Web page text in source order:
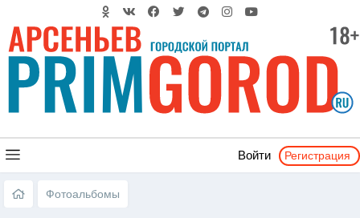
Войти Регистрация
Фотоальбомы